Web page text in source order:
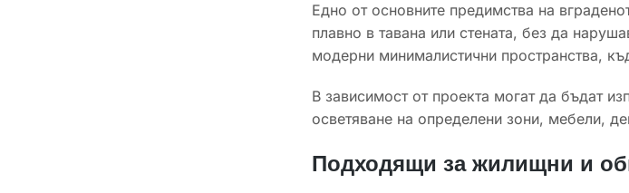
Едно от основните предимства на
плавно в тавана или стената, без да
модерни минималистични пространства,
В зависимост от проекта могат да бъдат
осветяване на определени зони, мебели,
Подходящи за жилищни и